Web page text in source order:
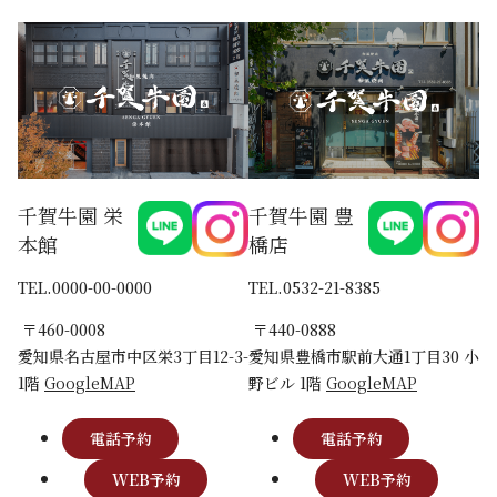
千賀牛園 栄
本館
TEL.0000-00-0000
〒460-0008
愛知県名古屋市中区栄3丁目12-3-
1階 GoogleMAP
電話予約
WEB予約
千賀牛園 豊
橋店
TEL.0532-21-8385
〒440-0888
愛知県豊橋市駅前大通1丁目30 小
野ビル 1階 GoogleMAP
電話予約
WEB予約